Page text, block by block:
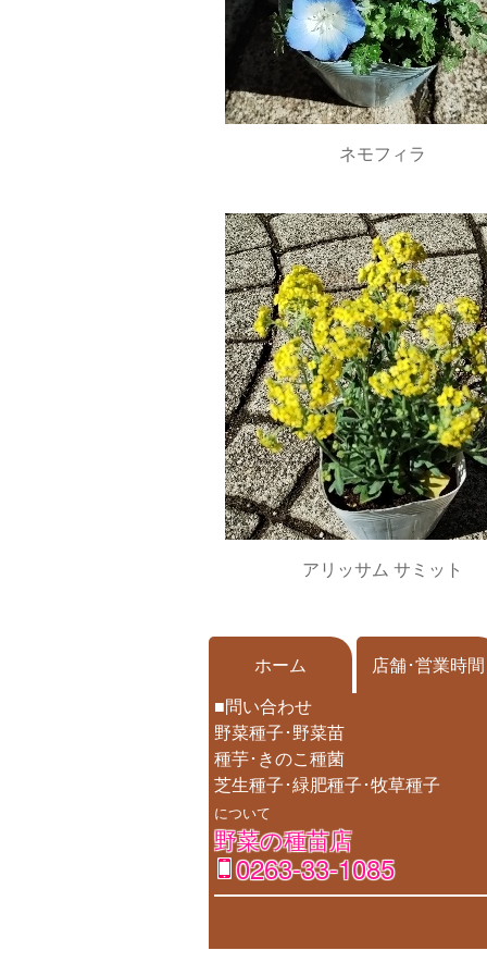
ネモフィラ
アリッサム サミット
ホーム
店舗･営業時間
■問い合わせ
野菜種子･野菜苗
種芋･きのこ種菌
芝生種子･緑肥種子･牧草種子
について
野菜の種苗店
0263-33-1085